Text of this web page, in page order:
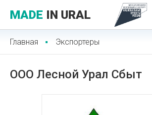
MADE IN URAL
Главная Экспортеры
ООО Лесной Урал Сбыт